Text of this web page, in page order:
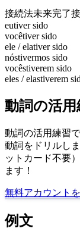
接続法未来完了
eutiver sido
vocêtiver sido
ele / elativer sido
nóstivermos sido
vocêstiverem sido
eles / elastiverem
動詞の活
動詞の活用練習
動詞をドリルし
ットカード不要
ます！
無料アカウント
例文